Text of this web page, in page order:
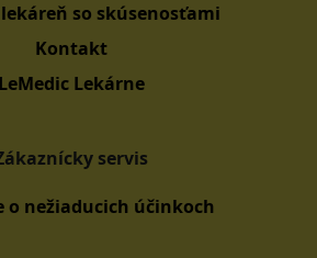
so skúsenosťami
Kontakt
LeMedic Lekárne
servis
o nežiaducich účinkoch